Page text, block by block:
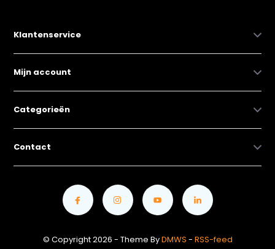
Klantenservice
Mijn account
Categorieën
Contact
© Copyright 2026 - Theme ByDMWS - RSS-feed